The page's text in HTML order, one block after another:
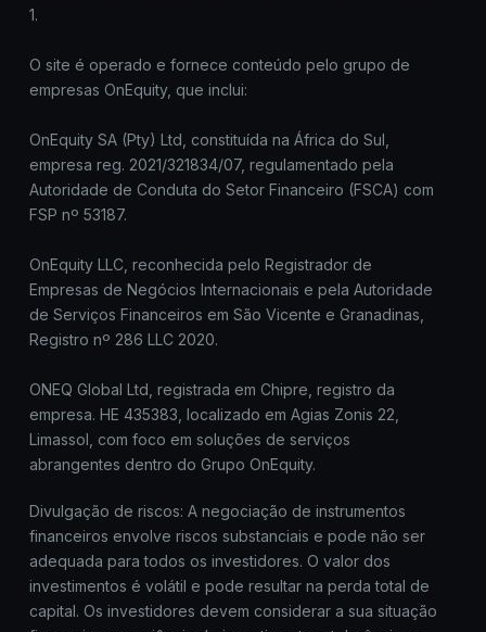
1.
O site é operado e fornece conteúdo pelo grupo de
empresas OnEquity, que inclui:
OnEquity SA (Pty) Ltd, constituída na África do Sul,
empresa reg. 2021/321834/07, regulamentado pela
Autoridade de Conduta do Setor Financeiro (FSCA) com
FSP nº 53187.
OnEquity LLC, reconhecida pelo Registrador de
Empresas de Negócios Internacionais e pela Autoridade
de Serviços Financeiros em São Vicente e Granadinas,
Registro nº 286 LLC 2020.
ONEQ Global Ltd, registrada em Chipre, registro da
empresa. HE 435383, localizado em Agias Zonis 22,
Limassol, com foco em soluções de serviços
abrangentes dentro do Grupo OnEquity.
Divulgação de riscos: A negociação de instrumentos
financeiros envolve riscos substanciais e pode não ser
adequada para todos os investidores. O valor dos
investimentos é volátil e pode resultar na perda total de
capital. Os investidores devem considerar a sua situação